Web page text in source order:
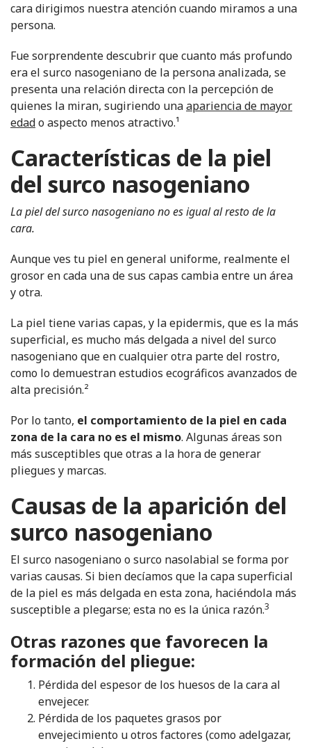
cara dirigimos nuestra atención cuando miramos a una
persona.
Fue sorprendente descubrir que cuanto más profundo
era el surco nasogeniano de la persona analizada, se
presenta una relación directa con la percepción de
quienes la miran, sugiriendo unaapariencia de mayor
edado aspecto menos atractivo.¹
Características de la piel
del surco nasogeniano
La piel del surco nasogeniano no es igual al resto de la
cara.
Aunque ves tu piel en general uniforme, realmente el
grosor en cada una de sus capas cambia entre un área
y otra.
La piel tiene varias capas, y la epidermis, que es la más
superficial, es mucho más delgada a nivel del surco
nasogeniano que en cualquier otra parte del rostro,
como lo demuestran estudios ecográficos avanzados de
alta precisión.²
Por lo tanto, el comportamiento de la piel en cada
zona de la cara no es el mismo. Algunas áreas son
más susceptibles que otras a la hora de generar
pliegues y marcas.
Causas de la aparición del
surco nasogeniano
El surco nasogeniano o surco nasolabial se forma por
varias causas. Si bien decíamos que la capa superficial
de la piel es más delgada en esta zona, haciéndola más
susceptible a plegarse; esta no es la única razón.3
Otras razones que favorecen la
formación del pliegue:
Pérdida del espesor de los huesos de la cara al
envejecer.
Pérdida de los paquetes grasos por
envejecimiento u otros factores (como adelgazar,